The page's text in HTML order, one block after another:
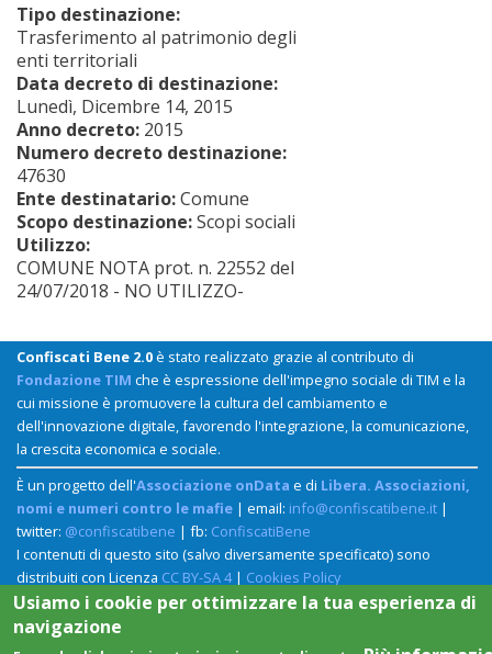
Tipo destinazione:
Trasferimento al patrimonio degli
enti territoriali
Data decreto di destinazione:
Lunedì, Dicembre 14, 2015
Anno decreto: 2015
Numero decreto destinazione:
47630
Ente destinatario:Comune
Scopo destinazione:Scopi sociali
Utilizzo:
COMUNE NOTA prot. n. 22552 del
24/07/2018 - NO UTILIZZO-
Confiscati Bene 2.0è stato realizzato grazie al contributo di
Fondazione TIM che è espressione dell'impegno sociale di TIM e la
cui missione è promuovere la cultura del cambiamento e
dell'innovazione digitale, favorendo l'integrazione, la comunicazione,
la crescita economica e sociale.
È un progetto dell'Associazione onData e di Libera. Associazioni,
nomi e numeri contro le mafie | email: info@confiscatibene.it |
twitter: @confiscatibene | fb: ConfiscatiBene
I contenuti di questo sito (salvo diversamente specificato) sono
distribuiti con Licenza CC BY-SA 4| Cookies Policy
Usiamo i cookie per ottimizzare la tua esperienza di
navigazione